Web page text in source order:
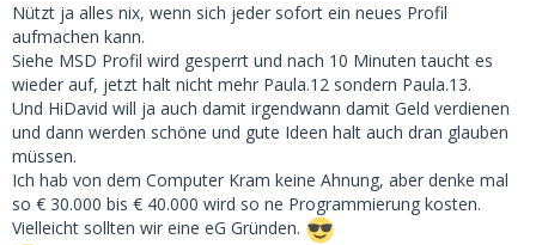
Nützt ja alles nix, wenn sich jeder sofort ein neues Profil
aufmachen kann.
Siehe MSD Profil wird gesperrt und nach 10 Minuten taucht es
wieder auf, jetzt halt nicht mehr Paula.12 sondern Paula.13.
Und HiDavid will ja auch damit irgendwann damit Geld verdienen
und dann werden schöne und gute Ideen halt auch dran glauben
müssen.
Ich hab von dem Computer Kram keine Ahnung, aber denke mal
so € 30.000 bis € 40.000 wird so ne Programmierung kosten.
Vielleicht sollten wir eine eG Gründen.